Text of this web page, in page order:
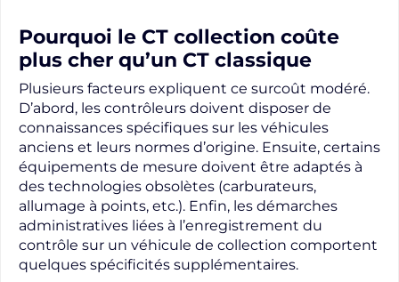
Pourquoi le CT collection coûte
plus cher qu’un CT classique
Plusieurs facteurs expliquent ce surcoût modéré.
D’abord, les contrôleurs doivent disposer de
connaissances spécifiques sur les véhicules
anciens et leurs normes d’origine. Ensuite, certains
équipements de mesure doivent être adaptés à
des technologies obsolètes (carburateurs,
allumage à points, etc.). Enfin, les démarches
administratives liées à l’enregistrement du
contrôle sur un véhicule de collection comportent
quelques spécificités supplémentaires.